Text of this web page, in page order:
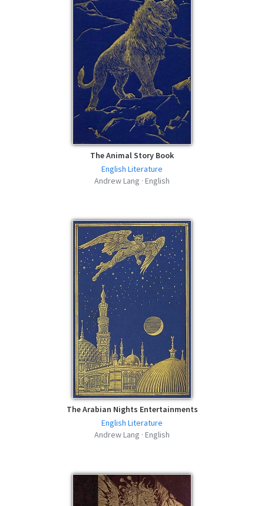
The Animal Story Book
English Literature
Andrew Lang · English
The Arabian Nights Entertainments
English Literature
Andrew Lang · English